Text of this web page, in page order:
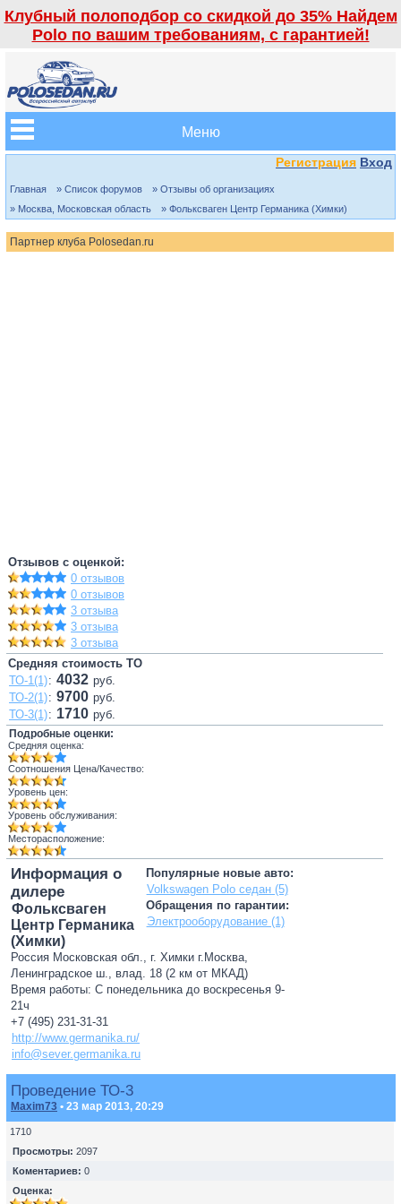
Клубный полоподбор со скидкой до 35% Найдем
Polo по вашим требованиям, с гарантией!
Меню
Регистрация Вход
Главная » Список форумов
» Отзывы об организациях
» Москва, Московская область
» Фольксваген Центр Германика (Химки)
Партнер клуба Polosedan.ru
Отзывов с оценкой:
0 отзывов
0 отзывов
3 отзыва
3 отзыва
3 отзыва
Средняя стоимость ТО
ТО-1(1): 4032 руб.
ТО-2(1): 9700 руб.
ТО-3(1): 1710 руб.
Подробные оценки:
Средняя оценка:
Соотношения Цена/Качество:
Уровень цен:
Уровень обслуживания:
Месторасположение:
Популярные новые авто:
Volkswagen Polo седан (5)
Обращения по гарантии:
Электрооборудование (1)
Информация о
дилере
Фольксваген
Центр Германика
(Химки)
Россия Московская обл., г. Химки г.Москва,
Ленинградское ш., влад. 18 (2 км от МКАД)
Время работы: С понедельника до воскресенья 9-
21ч
+7 (495) 231-31-31
http://www.germanika.ru/
info@sever.germanika.ru
Проведение ТО-3
Maxim73 • 23 мар 2013, 20:29
1710
Просмотры: 2097
Коментариев: 0
Оценка: